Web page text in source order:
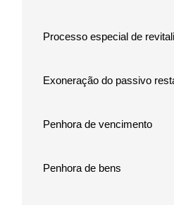
Processo especial de
Exoneração do passivo
Penhora de vencimento
Penhora de bens